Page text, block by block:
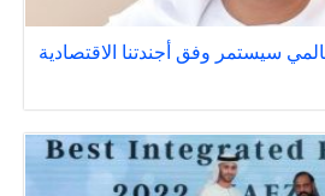
سيستمر وفق أجندتنا الاقتصادية